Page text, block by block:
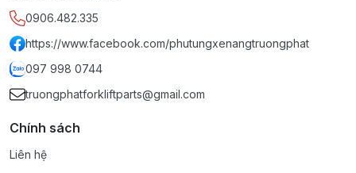
0906.482.335
https://www.facebook.com/phutungxenangtruongphat
097 998 0744
truongphatforkliftparts@gmail.com
Chính sách
Liên hệ